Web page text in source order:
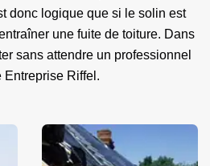
donc logique que si le solin est
une fuite de toiture. Dans
sans attendre un professionnel
Entreprise Riffel.